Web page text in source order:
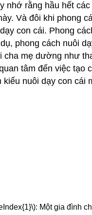
nhớ rằng hầu hết
Và đôi khi phong
con cái. Phong
phong cách nuôi
mẹ dường như
tâm đến việc tạo
kiểu nuôi dạy con
: Một gia đình